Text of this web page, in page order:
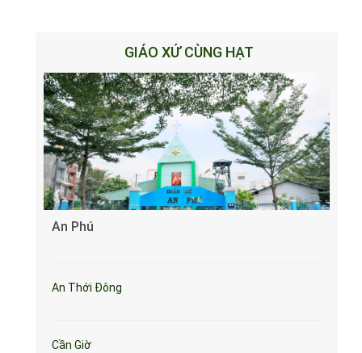
GIÁO XỨ CÙNG HẠT
An Phú
An Thới Đông
Cần Giờ